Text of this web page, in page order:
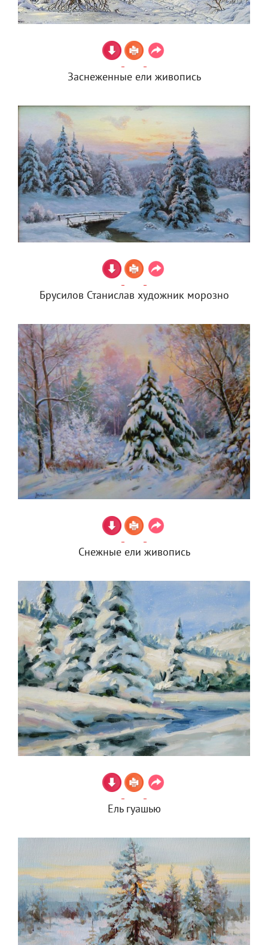
Заснеженные ели живопись
Брусилов Станислав художник морозно
Снежные ели живопись
Ель гуашью